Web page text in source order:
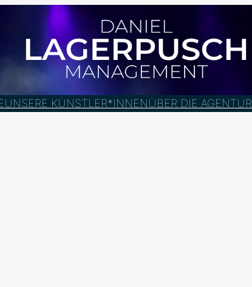
UNSERE KÜNSTLER*INNENÜBER DIE AGENTUR